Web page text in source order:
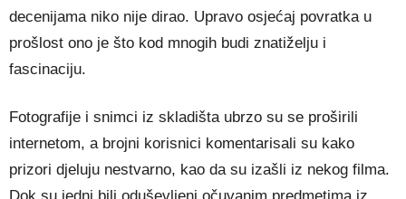
decenijama niko nije dirao. Upravo osjećaj povratka u
prošlost ono je što kod mnogih budi znatiželju i
fascinaciju.
Fotografije i snimci iz skladišta ubrzo su se proširili
internetom, a brojni korisnici komentarisali su kako
prizori djeluju nestvarno, kao da su izašli iz nekog filma.
Dok su jedni bili oduševljeni očuvanim predmetima iz